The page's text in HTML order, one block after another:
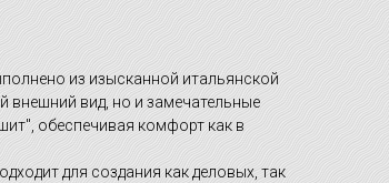
из изысканной итальянской
внешний вид, но и замечательные
обеспечивая комфорт как в
для создания как деловых, так